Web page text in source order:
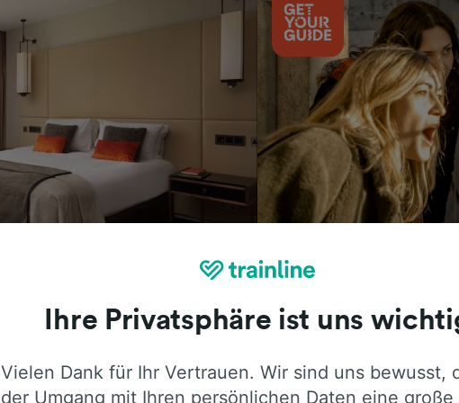
Die ehrliche Meinung von Trainline-
Ihre Privatsphäre ist uns
Vielen Dank für Ihr Vertrauen. Wir sind uns bewusst,
der Umgang mit Ihren persönlichen Daten eine große